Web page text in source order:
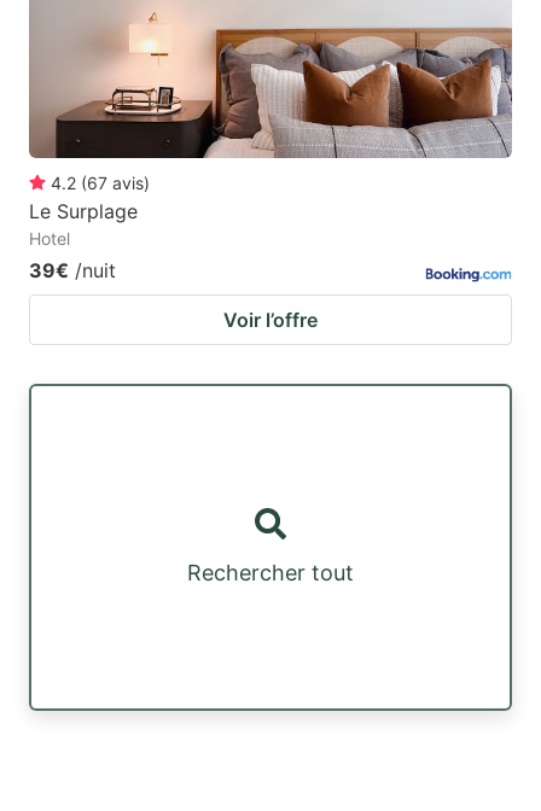
4.2 (67 avis)
Le Surplage
Hotel
39€ /nuit
Voir l’offre
Rechercher tout